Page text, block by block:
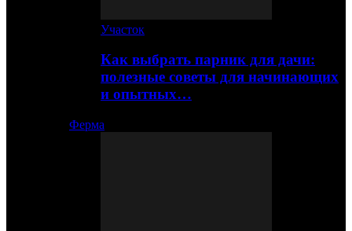
Участок
Как выбрать парник для дачи:
полезные советы для начинающих
и опытных…
Ферма